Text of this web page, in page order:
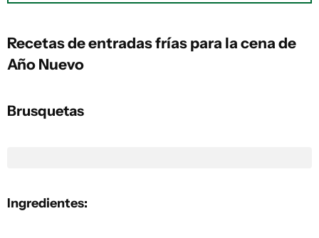
Recetas de entradas frías para la cena de
Año Nuevo
Brusquetas
Ingredientes: